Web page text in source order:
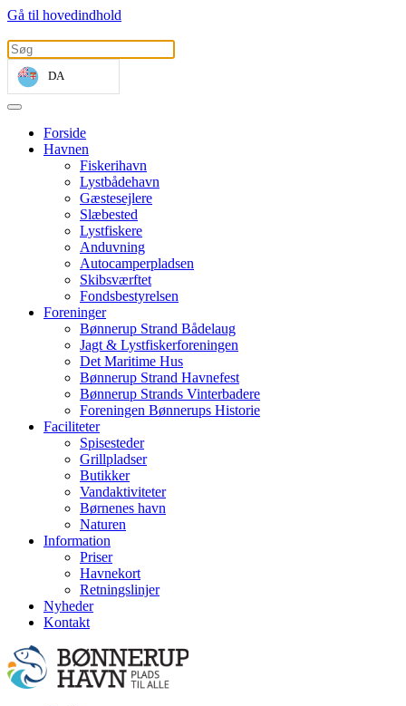
Gå til hovedindhold
DA
Forside
Havnen
Fiskerihavn
Lystbådehavn
Gæstesejlere
Slæbested
Lystfiskere
Anduvning
Autocamperpladsen
Skibsværftet
Fondsbestyrelsen
Foreninger
Bønnerup Strand Bådelaug
Jagt & Lystfiskerforeningen
Det Maritime Hus
Bønnerup Strand Havnefest
Bønnerup Strands Vinterbadere
Foreningen Bønnerups Historie
Faciliteter
Spisesteder
Grillpladser
Butikker
Vandaktiviteter
Børnenes havn
Naturen
Information
Priser
Havnekort
Retningslinjer
Nyheder
Kontakt